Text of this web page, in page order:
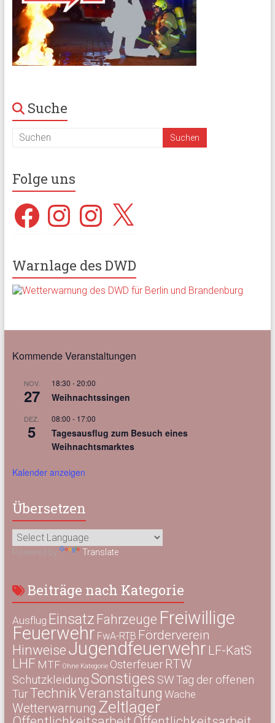
Suche
Folge uns
FacebookInstagramInstagram
X
Warnlage des DWD
Kommende Veranstaltungen
NOV.
27
18:30 -20:00
Weihnachtssingen
DEZ.
5
08:00 - 17:00
Tagesausflug zum Besuch eines
Weihnachtsmarktes
Kalender anzeigen
Übersetzen
Powered by Translate
Beiträge nach Kategorie
Ausflug Einsatz Fahrzeuge Freiwillige
Feuerwehr FwA-RTB Förderverein
HinweiseJugendfeuerwehr LF-KatS
LHF MTF Ohne Kategorie Osterfeuer RTW
SchutzkleidungSonstiges SWTag der offenen
TürTechnikVeranstaltung Wache
Wetterwarnung Zeltlager